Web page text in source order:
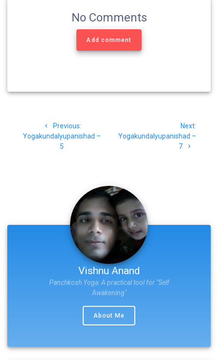
No Comments
Add comment
navigation
Previous:Previous
post:
Yogakundalyupanishad –
5
Next:
Yogakundalyupanishad –
7
Vishnu Anand
Panchkosh Yoga: A practical tool for "Self
Awakening"
About Me